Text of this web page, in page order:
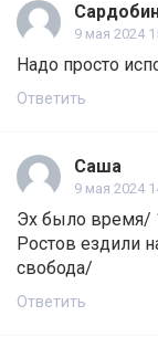
9 мая 2024
Надо просто
Ответить
Саша
9 мая 2024
Эх было время/
Ростов ездили
свобода/
Ответить